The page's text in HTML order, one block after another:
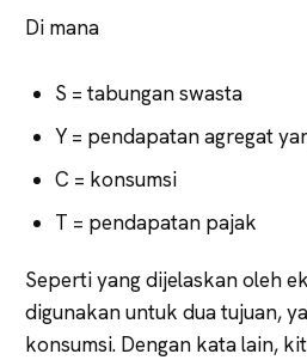
Di mana
S = tabungan swasta
Y = pendapatan agregat
C = konsumsi
T = pendapatan pajak
Seperti yang dijelaskan oleh
digunakan untuk dua tujuan,
konsumsi. Dengan kata lain,